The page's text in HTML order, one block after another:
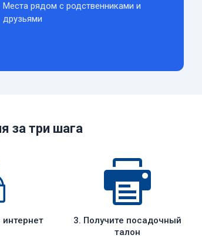
Места рядом с родственниками и
друзьями
за три шага
интернет
3. Получите посадочный
талон